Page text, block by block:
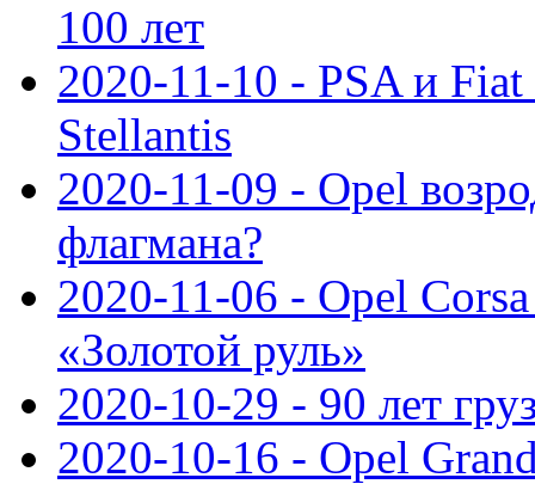
100 лет
2020-11-10 - PSA и Fiat
Stellantis
2020-11-09 - Opel
флагмана?
2020-11-06 - Opel
«Золотой руль»
2020-10-29 - 90 лет
2020-10-16 - Opel